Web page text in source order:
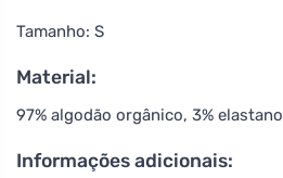
Tamanho: S
Material:
97% algodão orgânico, 3% elastano
Informações adicionais: